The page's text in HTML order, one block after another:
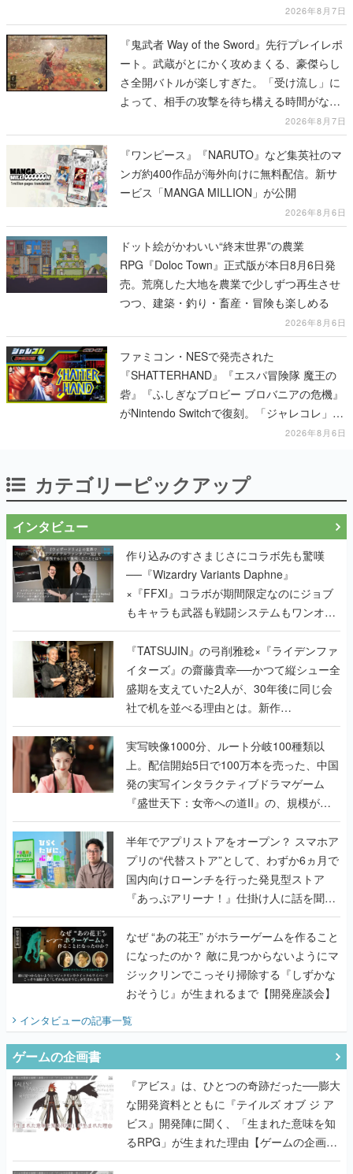
一撃をブチかませるロマンある作品2026年8月7日
『鬼武者 Way of the Sword』先行プレイレポ
ート。武蔵がとにかく攻めまくる、豪傑らし
さ全開バトルが楽しすぎた。「受け流し」に
よって、相手の攻撃を待ち構える時間がなく
2026年8月7日
『ワンピース』『NARUTO』など集英社のマ
ンガ約400作品が海外向けに無料配信。新サ
ービス「MANGA MILLION」が公開
2026年8月6日
ドット絵がかわいい“終末世界”の農業
RPG『Doloc Town』正式版が本日8月6日発
売。荒廃した大地を農業で少しずつ再生させ
つつ、建築・釣り・畜産・冒険も楽しめる
2026年8月6日
ファミコン・NESで発売された
『SHATTERHAND』『エスパ冒険隊 魔王の
砦』『ふしぎなブロビー ブロバニアの危機』
がNintendo Switchで復刻。「ジャレコレ」シ
2026年8月6日
カテゴリーピックアップ
インタビュー
作り込みのすさまじさにコラボ先も驚嘆
──『Wizardry Variants Daphne』
×『FFXI』コラボが期間限定なのにジョブ
もキャラも武器も戦闘システムもワンオフ
で作り込まれた理由を両ディレクターに聞
く
『TATSUJIN』の弓削雅稔×『ライデンファ
イターズ』の齋藤貴幸──かつて縦シュー全
盛期を支えていた2人が、30年後に同じ会
社で机を並べる理由とは。新作
『TATSUJIN EXTREME』で初タッグを組
んだレジェンド2人に訊く開発秘話
実写映像1000分、ルート分岐100種類以
上。配信開始5日で100万本を売った、中国
発の実写インタラクティブドラマゲーム
『盛世天下：女帝への道II』の、規模が違
うこだわりをプロデューサーに聞いた
半年でアプリストアをオープン？ スマホア
プリの“代替ストア”として、わずか6ヵ月で
国内向けローンチを行った発見型ストア
『あっぷアリーナ！』仕掛け人に話を聞い
てみた
なぜ “あの花王” がホラーゲームを作ること
になったのか？ 敵に見つからないようにマ
ジックリンでこっそり掃除する『しずかな
おそうじ』が生まれるまで【開発座談会】
インタビューの記事一覧
ゲームの企画書
『アビス』は、ひとつの奇跡だった──膨大
な開発資料とともに『テイルズ オブ ジ ア
ビス』開発陣に聞く、「生まれた意味を知
るRPG」が生まれた理由【ゲームの企画
書】